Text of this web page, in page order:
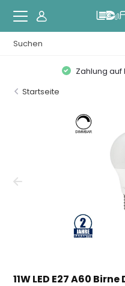
Zahlung auf
Startseite
11W LED E27 A60